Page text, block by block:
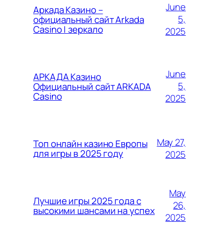
Аркада Казино –
официальный сайт Arkada
Casino | зеркало
June
5,
2025
АРКАДА Казино
Официальный сайт ARKADA
Casino
June
5,
2025
Топ онлайн казино Европы
для игры в 2025 году
May 27,
2025
Лучшие игры 2025 года с
высокими шансами на успех
May
26,
2025